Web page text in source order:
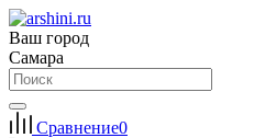
Ваш город
Самара
Сравнение0